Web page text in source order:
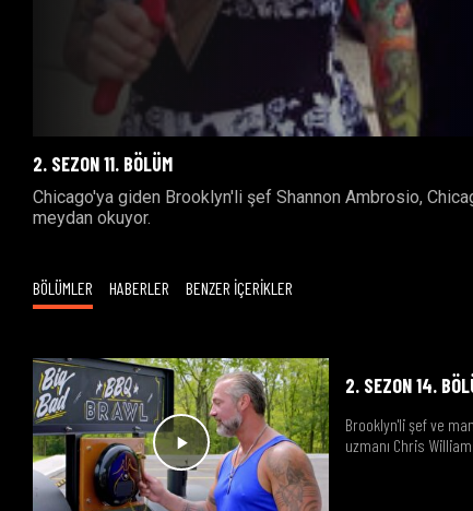
2. SEZON 11. BÖLÜM
Chicago'ya giden Brooklyn'li şef Shannon Ambrosio,
meydan okuyor.
BÖLÜMLER HABERLER BENZER İÇERİKLER
2. SEZON 14.
Brooklyn'li şef ve
uzmanı Chris